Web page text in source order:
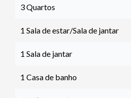
3 Quartos
1 Sala de estar/Sala de jantar
1 Sala de jantar
1 Casa de banho